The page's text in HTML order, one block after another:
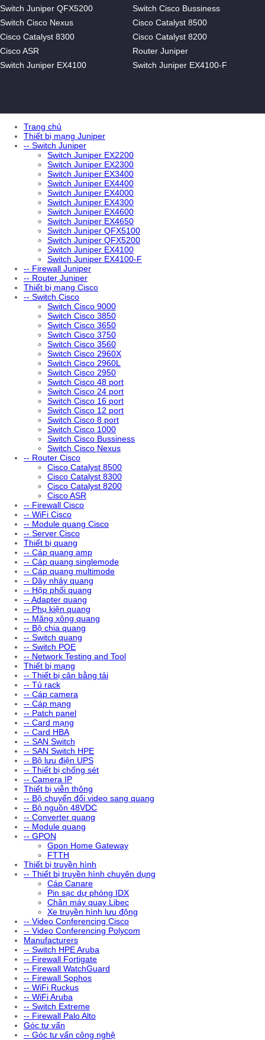
Switch Juniper QFX5200
Switch Cisco Bussiness
Switch Cisco Nexus
Cisco Catalyst 8500
Cisco Catalyst 8300
Cisco Catalyst 8200
Cisco ASR
Router Juniper
Switch Juniper EX4100
Switch Juniper EX4100-F
Trang chủ
Thiết bị mạng Juniper
-- Switch Juniper
Switch Juniper EX2200
Switch Juniper EX2300
Switch Juniper EX3400
Switch Juniper EX4400
Switch Juniper EX4000
Switch Juniper EX4300
Switch Juniper EX4600
Switch Juniper EX4650
Switch Juniper QFX5100
Switch Juniper QFX5200
Switch Juniper EX4100
Switch Juniper EX4100-F
-- Firewall Juniper
-- Router Juniper
Thiết bị mạng Cisco
-- Switch Cisco
Switch Cisco 9000
Switch Cisco 3850
Switch Cisco 3650
Switch Cisco 3750
Switch Cisco 3560
Switch Cisco 2960X
Switch Cisco 2960L
Switch Cisco 2950
Switch Cisco 48 port
Switch Cisco 24 port
Switch Cisco 16 port
Switch Cisco 12 port
Switch Cisco 8 port
Switch Cisco 1000
Switch Cisco Bussiness
Switch Cisco Nexus
-- Router Cisco
Cisco Catalyst 8500
Cisco Catalyst 8300
Cisco Catalyst 8200
Cisco ASR
-- Firewall Cisco
-- WiFi Cisco
-- Module quang Cisco
-- Server Cisco
Thiết bị quang
-- Cáp quang amp
-- Cáp quang singlemode
-- Cáp quang multimode
-- Dây nhảy quang
-- Hộp phối quang
-- Adapter quang
-- Phụ kiện quang
-- Măng xông quang
-- Bộ chia quang
-- Switch quang
-- Switch POE
-- Network Testing and Tool
Thiết bị mạng
-- Thiết bị cân bằng tải
-- Tủ rack
-- Cáp camera
-- Cáp mạng
-- Patch panel
-- Card mạng
-- Card HBA
-- SAN Switch
-- SAN Switch HPE
-- Bộ lưu điện UPS
-- Thiết bị chống sét
-- Camera IP
Thiết bị viễn thông
-- Bộ chuyển đổi video sang quang
-- Bộ nguồn 48VDC
-- Converter quang
-- Module quang
-- GPON
Gpon Home Gateway
FTTH
Thiết bị truyền hình
-- Thiết bị truyền hình chuyên dụng
Cáp Canare
Pin sạc dự phòng IDX
Chân máy quay Libec
Xe truyền hình lưu động
-- Video Conferencing Cisco
-- Video Conferencing Polycom
Manufacturers
-- Switch HPE Aruba
-- Firewall Fortigate
-- Firewall WatchGuard
-- Firewall Sophos
-- WiFi Ruckus
-- WiFi Aruba
-- Switch Extreme
-- Firewall Palo Alto
Góc tư vấn
-- Góc tư vấn công nghệ